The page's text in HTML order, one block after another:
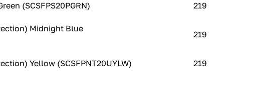
(SCSFPS20PGRN) 219
Midnight Blue
219
Yellow (SCSFPNT20UYLW) 219